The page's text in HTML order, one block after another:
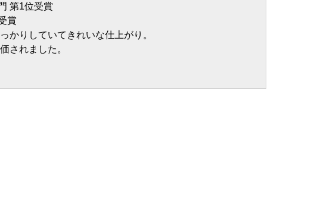
第1位受賞
賞
かりしていてきれいな仕上がり。
されました。